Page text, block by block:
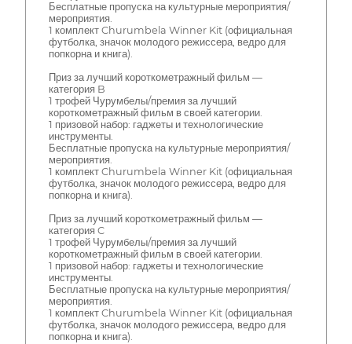
Бесплатные пропуска на культурные мероприятия/
мероприятия.
1 комплект Churumbela Winner Kit (официальная
футболка, значок молодого режиссера, ведро для
попкорна и книга).
Приз за лучший короткометражный фильм —
категория B
1 трофей Чурумбелы/премия за лучший
короткометражный фильм в своей категории.
1 призовой набор: гаджеты и технологические
инструменты.
Бесплатные пропуска на культурные мероприятия/
мероприятия.
1 комплект Churumbela Winner Kit (официальная
футболка, значок молодого режиссера, ведро для
попкорна и книга).
Приз за лучший короткометражный фильм —
категория C
1 трофей Чурумбелы/премия за лучший
короткометражный фильм в своей категории.
1 призовой набор: гаджеты и технологические
инструменты.
Бесплатные пропуска на культурные мероприятия/
мероприятия.
1 комплект Churumbela Winner Kit (официальная
футболка, значок молодого режиссера, ведро для
попкорна и книга).